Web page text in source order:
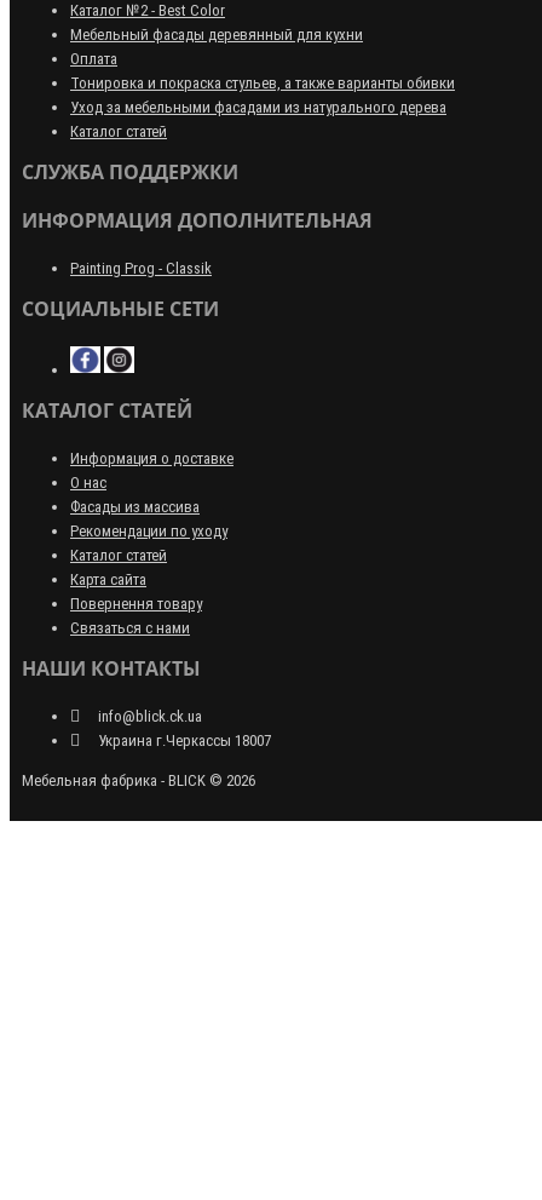
Каталог №2 - Best Color
Мебельный фасады деревянный для кухни
Оплата
Тонировка и покраска стульев, а также варианты обивки
Уход за мебельными фасадами из натурального дерева
Каталог статей
СЛУЖБА ПОДДЕРЖКИ
ИНФОРМАЦИЯ ДОПОЛНИТЕЛЬНАЯ
Painting Prog - Classik
СОЦИАЛЬНЫЕ СЕТИ
КАТАЛОГ СТАТЕЙ
Информация о доставке
О нас
Фасады из массива
Рекомендации по уходу
Каталог статей
Карта сайта
Повернення товару
Связаться с нами
НАШИ КОНТАКТЫ
info@blick.ck.ua
Украина г.Черкассы 18007
Мебельная фабрика - BLICK © 2026